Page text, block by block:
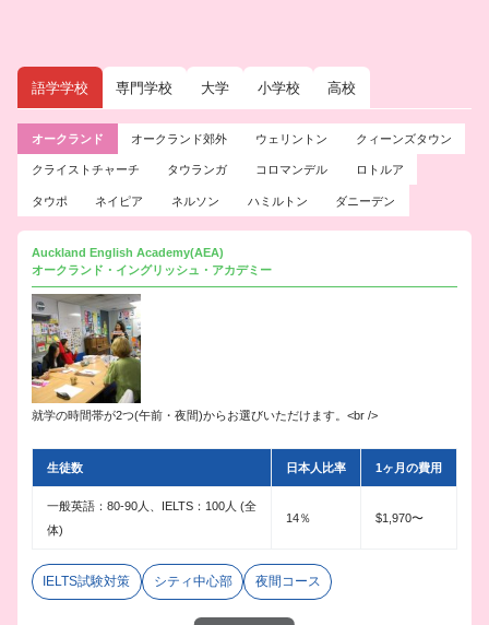
語学学校 専門学校 大学 小学校 高校
オークランド オークランド郊外 ウェリントン クィーンズタウン
クライストチャーチ タウランガ コロマンデル ロトルア
タウポ ネイピア ネルソン ハミルトン ダニーデン
Auckland English Academy(AEA)
オークランド・イングリッシュ・アカデミー
就学の時間帯が2つ(午前・夜間)からお選びいただけます。<br />
生徒数 日本人比率 1ヶ月の費用
一般英語：80-90人、IELTS：100人 (全
体)
14％ $1,970〜
IELTS試験対策 シティ中心部 夜間コース